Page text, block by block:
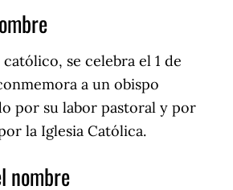
se celebra el 1 de
a un obispo
por su labor pastoral y por
la Iglesia Católica.
nombre